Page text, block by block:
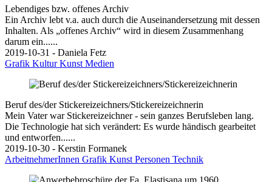
Lebendiges bzw. offenes Archiv
Ein Archiv lebt v.a. auch durch die Auseinandersetzung mit dessen
Inhalten. Als „offenes Archiv“ wird in diesem Zusammenhang
darum ein......
2019-10-31 - Daniela Fetz
Grafik KulturKunst Medien
Beruf des/der Stickereizeichners/Stickereizeichnerin
Mein Vater war Stickereizeichner - sein ganzes Berufsleben lang.
Die Technologie hat sich verändert: Es wurde händisch gearbeitet
und entworfen......
2019-10-30 - Kerstin Formanek
ArbeitnehmerInnen Grafik Kunst Personen Technik